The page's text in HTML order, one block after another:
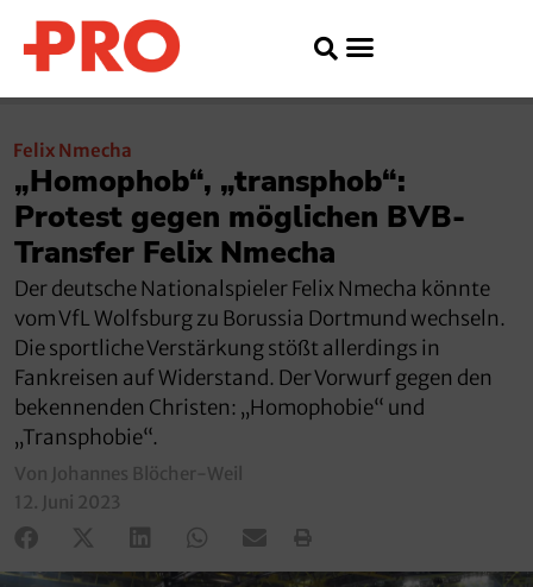
Felix Nmecha
„Homophob“, „transphob“:
Protest gegen möglichen BVB-
Transfer Felix Nmecha
Der deutsche Nationalspieler Felix Nmecha könnte
vom VfL Wolfsburg zu Borussia Dortmund wechseln.
Die sportliche Verstärkung stößt allerdings in
Fankreisen auf Widerstand. Der Vorwurf gegen den
bekennenden Christen: „Homophobie“ und
„Transphobie“.
Von Johannes Blöcher-Weil
12. Juni 2023